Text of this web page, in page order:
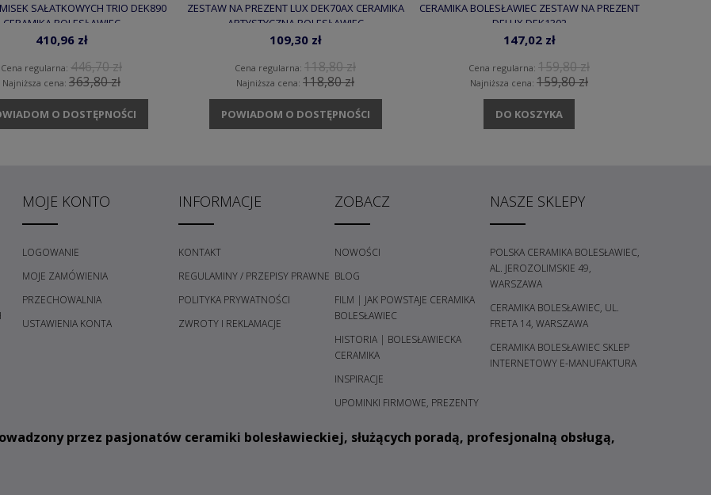
SAŁATKOWYCH TRIO DEK890
CERAMIKA BOLESŁAWIEC
410,96 zł
Cena regularna: 446,70 zł
Najniższa cena: 363,80 zł
O DOSTĘPNOŚCI
ZESTAW NA PREZENT LUX DEK70AX CERAMIKA
ARTYSTYCZNA BOLESŁAWIEC
109,30 zł
Cena regularna: 118,80 zł
Najniższa cena: 118,80 zł
POWIADOM O DOSTĘPNOŚCI
CERAMIKA BOLESŁAWIEC ZESTAW NA PREZENT
DELUX DEK1302
147,02 zł
Cena regularna: 159,80 zł
Najniższa cena: 159,80 zł
DO KOSZYKA
MOJE KONTO
LOGOWANIE
MOJE ZAMÓWIENIA
PRZECHOWALNIA
USTAWIENIA KONTA
INFORMACJE
KONTAKT
REGULAMINY / PRZEPISY PRAWNE
POLITYKA PRYWATNOŚCI
ZWROTY I REKLAMACJE
ZOBACZ
NOWOŚCI
BLOG
FILM | JAK POWSTAJE CERAMIKA
BOLESŁAWIEC
HISTORIA | BOLESŁAWIECKA
CERAMIKA
INSPIRACJE
UPOMINKI FIRMOWE, PREZENTY
NASZE SKLEPY
POLSKA CERAMIKA BOLESŁAWIEC,
AL. JEROZOLIMSKIE 49,
WARSZAWA
CERAMIKA BOLESŁAWIEC, UL.
FRETA 14, WARSZAWA
CERAMIKA BOLESŁAWIEC SKLEP
INTERNETOWY E-MANUFAKTURA
przez pasjonatów ceramiki bolesławieckiej, służących poradą, profesjonalną obsługą,